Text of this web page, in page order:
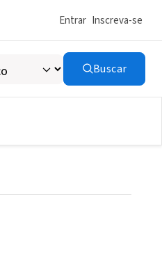
Entrar Inscreva-se
Buscar